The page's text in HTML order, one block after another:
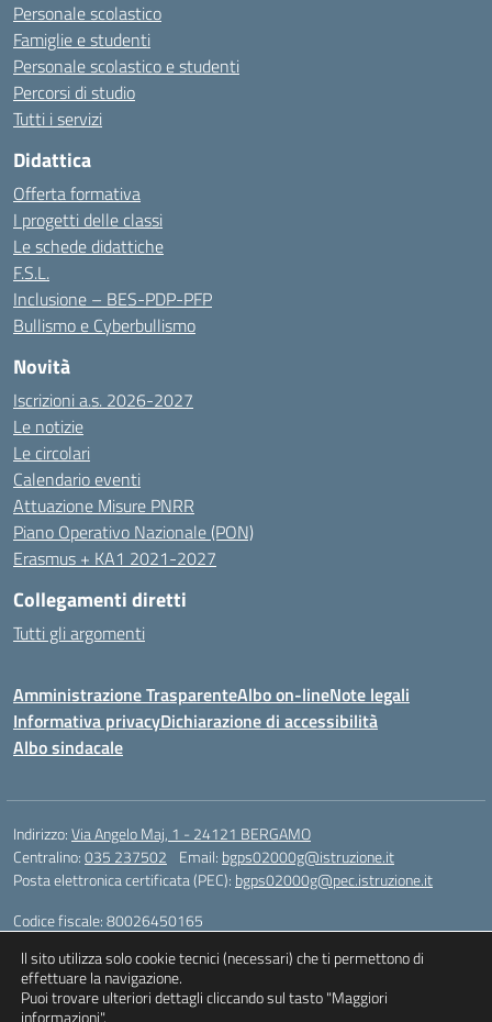
Personale scolastico
Famiglie e studenti
Personale scolastico e studenti
Percorsi di studio
Tutti i servizi
Didattica
Offerta formativa
I progetti delle classi
Le schede didattiche
F.S.L.
Inclusione – BES-PDP-PFP
Bullismo e Cyberbullismo
Novità
Iscrizioni a.s. 2026-2027
Le notizie
Le circolari
Calendario eventi
Attuazione Misure PNRR
Piano Operativo Nazionale (PON)
Erasmus + KA1 2021-2027
Collegamenti diretti
Tutti gli argomenti
Amministrazione TrasparenteAlbo on-lineNote legali
Informativa privacyDichiarazione di accessibilità
Albo sindacale
Indirizzo:Via Angelo Maj, 1 - 24121 BERGAMO
Centralino:035 237502 Email: bgps02000g@istruzione.it
Posta elettronica certificata (PEC): bgps02000g@pec.istruzione.it
Codice fiscale: 80026450165
Codice unico di fatturazione (CUF): UFQXM3
ll sito utilizza solo cookie tecnici (necessari) che ti permettono di
effettuare la navigazione.
Puoi trovare ulteriori dettagli cliccando sul tasto "Maggiori
informazioni".